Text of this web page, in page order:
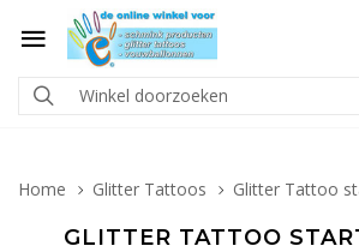
Home Glitter Tattoos Glitter Tattoo
GLITTER TATTOO